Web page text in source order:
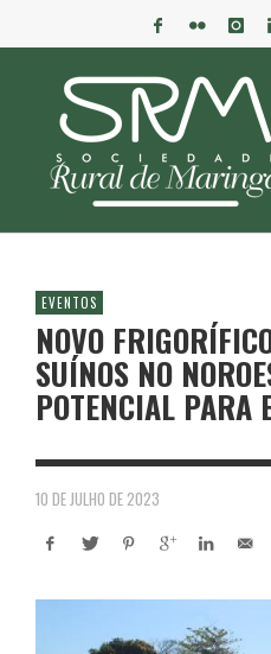
EVENTOS
NOVO
SUÍNOS NO
POTENCIAL PARA
10 DE JULHO DE 2023